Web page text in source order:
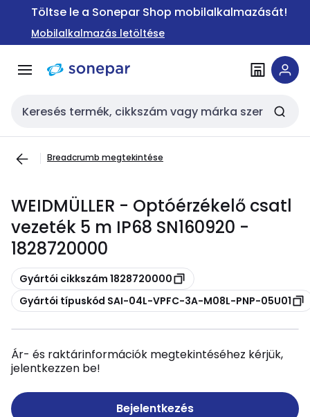
Ugrás a
Ugrás a
tartalomra
Töltse le a Sonepar Shop mobilalkalmazását!
Mobilalkalmazás letöltése
Keresési bemenet
Breadcrumb megtekintése
WEIDMÜLLER - Optóérzékelő csatl
vezeték 5 m IP68 SN160920 -
1828720000
Másolás
Gyártói cikkszám 1828720000
Másolás
Gyártói típuskód SAI-04L-VPFC-3A-M08L-PNP-05U01
Ár- és raktárinformációk megtekintéséhez kérjük,
jelentkezzen be!
Bejelentkezés